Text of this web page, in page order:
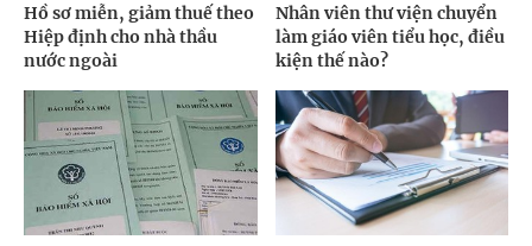
Hồ sơ miễn, giảm thuế theo
Hiệp định cho nhà thầu
nước ngoài
Nhân viên thư viện chuyển
làm giáo viên tiểu học, điều
kiện thế nào?